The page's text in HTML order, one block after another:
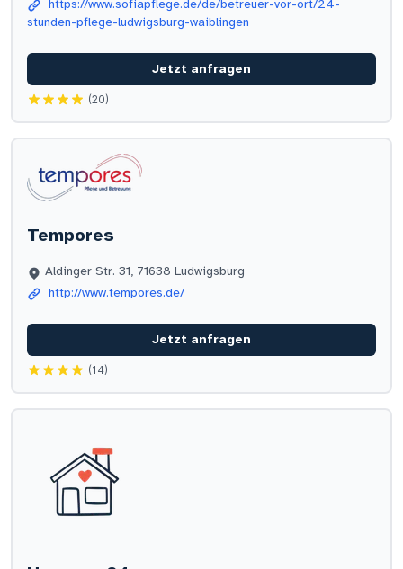
https://www.sofiapflege.de/de/betreuer-vor-ort/24-
stunden-pflege-ludwigsburg-waiblingen
Jetzt anfragen
(20)
Tempores
Aldinger Str. 31, 71638 Ludwigsburg
http://www.tempores.de/
Jetzt anfragen
(14)